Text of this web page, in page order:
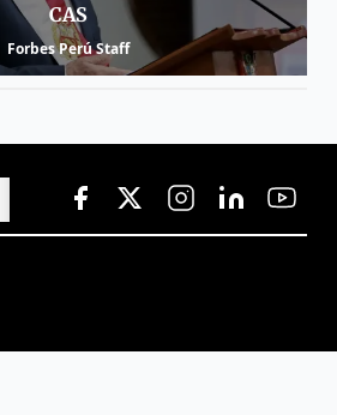
CAS
Forbes Perú Staff